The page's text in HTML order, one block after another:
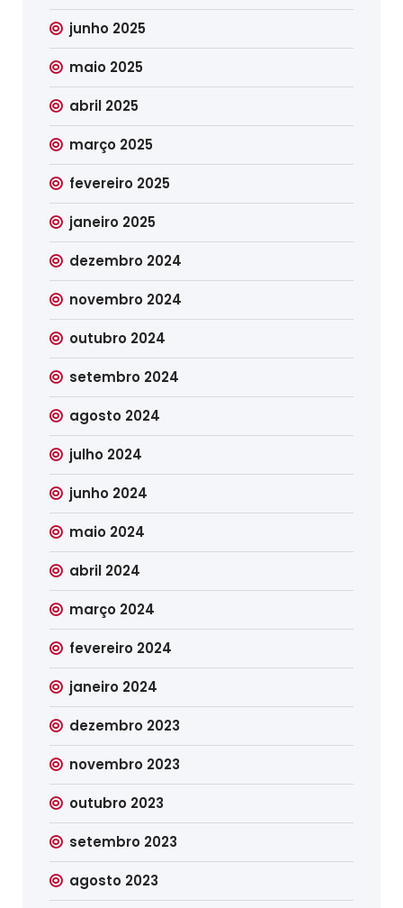
junho 2025
maio 2025
abril 2025
março 2025
fevereiro 2025
janeiro 2025
dezembro 2024
novembro 2024
outubro 2024
setembro 2024
agosto 2024
julho 2024
junho 2024
maio 2024
abril 2024
março 2024
fevereiro 2024
janeiro 2024
dezembro 2023
novembro 2023
outubro 2023
setembro 2023
agosto 2023